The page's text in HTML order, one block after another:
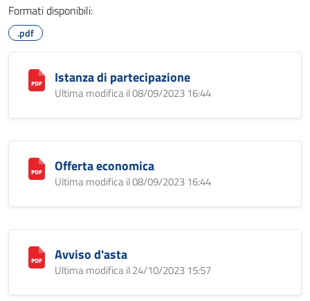
Formati disponibili:
.pdf
Istanza di partecipazione
Ultima modifica il 08/09/2023 16:44
Offerta economica
Ultima modifica il 08/09/2023 16:44
Avviso d'asta
Ultima modifica il 24/10/2023 15:57